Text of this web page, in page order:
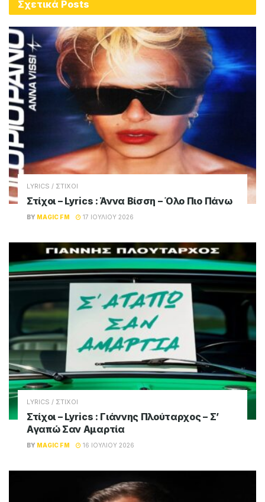
Σχετικά Posts
LYRICS / ΣΤΙΧΟΙ
Στίχοι – Lyrics : Άννα Βίσση – Όλο Πιο Πάνω
BY MAGIC FM 17 ΙΟΥΛΊΟΥ 2026
LYRICS / ΣΤΙΧΟΙ
Στίχοι – Lyrics : Γιάννης Πλούταρχος – Σ’
Αγαπώ Σαν Αμαρτία
BY MAGIC FM 16 ΙΟΥΛΊΟΥ 2026